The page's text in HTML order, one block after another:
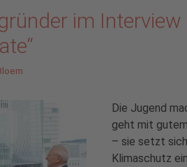
im Interview
Die Jugend
geht mit
– sie setzt
Klimaschutz